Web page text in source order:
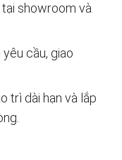
showroom và
cầu, giao
trì dài hạn và lắp